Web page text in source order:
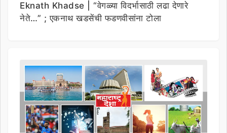
Eknath Khadse | “वेगळ्या विदर्भासाठी लढा देणारे
नेते…” ; एकनाथ खडसेंची फडणवीसांना टोला